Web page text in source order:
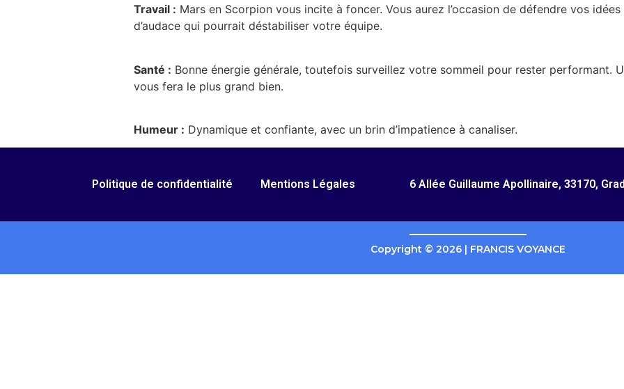
Travail : Mars en Scorpion vous incite à foncer. Vous aurez l’occasion de défendre vos
d’audace qui pourrait déstabiliser votre équipe.
Santé : Bonne énergie générale, toutefois surveillez votre sommeil pour rester performant.
vous fera le plus grand bien.
Humeur : Dynamique et confiante, avec un brin d’impatience à canaliser.
Politique de confidentialité Mentions Légales 6 Allée Guillaume Apollinaire, 33170,
Copyright © 2026 | FRANCIS VOYANCE